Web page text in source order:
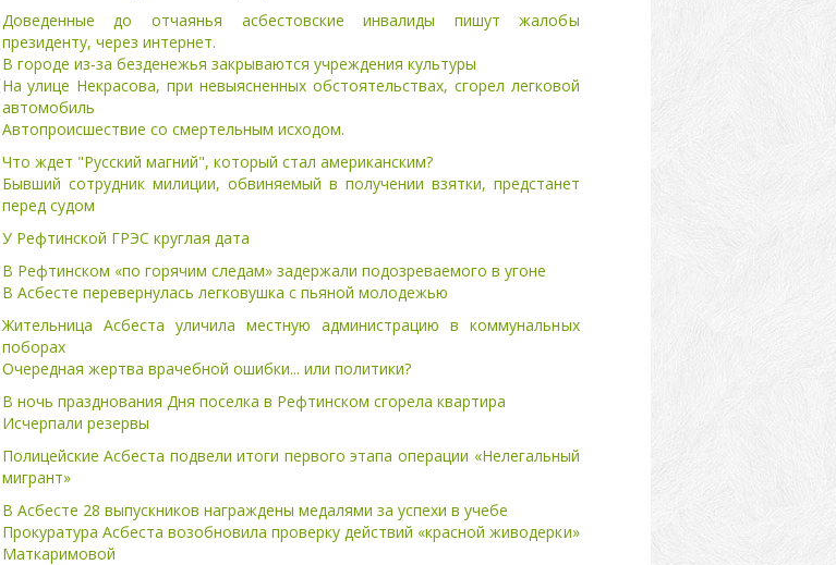
Доведенные до отчаянья асбестовские инвалиды пишут жалобы
президенту, через интернет.
В городе из-за безденежья закрываются учреждения культуры
На улице Некрасова, при невыясненных обстоятельствах, сгорел легковой
автомобиль
Автопроисшествие со смертельным исходом.
Что ждет "Русский магний", который стал американским?
Бывший сотрудник милиции, обвиняемый в получении взятки, предстанет
перед судом
У Рефтинской ГРЭС круглая дата
В Рефтинском «по горячим следам» задержали подозреваемого в угоне
В Асбесте перевернулась легковушка с пьяной молодежью
Жительница Асбеста уличила местную администрацию в коммунальных
поборах
Очередная жертва врачебной ошибки... или политики?
В ночь празднования Дня поселка в Рефтинском сгорела квартира
Исчерпали резервы
Полицейские Асбеста подвели итоги первого этапа операции «Нелегальный
мигрант»
В Асбесте 28 выпускников награждены медалями за успехи в учебе
Прокуратура Асбеста возобновила проверку действий «красной живодерки»
Маткаримовой